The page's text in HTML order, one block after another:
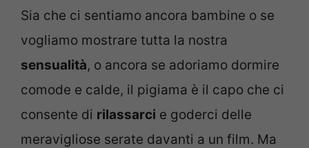
Sia che ci sentiamo ancora bambine o se
vogliamo mostrare tutta la nostra
sensualità, o ancora se adoriamo dormire
comode e calde, il pigiama è il capo che ci
consente di rilassarci e goderci delle
meravigliose serate davanti a un film. Ma